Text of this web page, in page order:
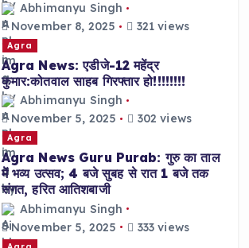
Abhimanyu Singh
November 8, 2025
321 views
Agra
Agra News: एडीजे-12 महेंद्र
कुमार:कोतवाल साहब गिरफ्तार हो!!!!!!!!
Abhimanyu Singh
November 5, 2025
302 views
Agra
Agra News Guru Purab: गुरु का ताल
में भव्य उत्सव; 4 बजे सुबह से रात 1 बजे तक
संगत, हरित आतिशबाजी
Abhimanyu Singh
November 5, 2025
333 views